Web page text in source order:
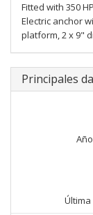
Fitted with 350
Electric anchor
platform, 2 x 9"
Principales